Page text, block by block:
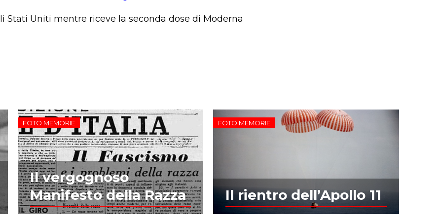
Stati Uniti mentre riceve la seconda dose di Moderna
FOTO MEMORIE
Il vergognoso
Manifesto della Razza
FOTO MEMORIE
Il rientro dell’Apollo 11